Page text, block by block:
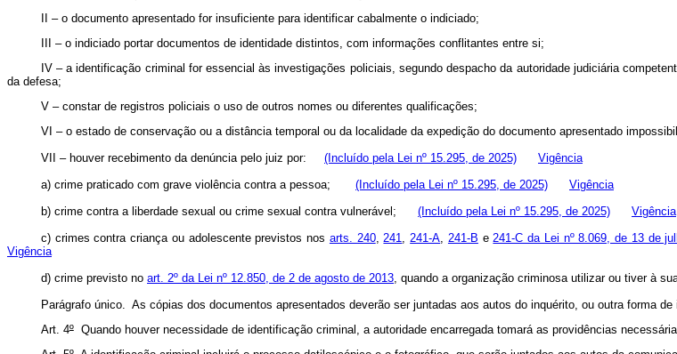
II – o documento apresentado for insuficiente para identificar cabalmente o indiciado;
III – o indiciado portar documentos de identidade distintos, com informações conflitantes entre si;
IV – a identificação criminal for essencial às investigações policiais, segundo despacho da autoridade judiciária
da defesa;
V – constar de registros policiais o uso de outros nomes ou diferentes qualificações;
VI – o estado de conservação ou a distância temporal ou da localidade da expedição do documento apresentado
VII – houver recebimento da denúncia pelo juiz por: (Incluído pela Lei nº 15.295, de 2025)
Vigência
a) crime praticado com grave violência contra a pessoa;
(Incluído pela Lei nº 15.295, de 2025)
Vigência
b) crime contra a liberdade sexual ou crime sexual contra vulnerável;
(Incluído pela Lei nº 15.295, de 2025)
Vigência
c) crimes contra criança ou adolescente previstos nos arts. 240,241,241-A, 241-B e241-C da Lei nº 8.069, de 13 de
Vigência
d) crime previsto no art. 2º da Lei nº 12.850, de 2 de agosto de 2013, quando a organização criminosa utilizar ou tiver à
Parágrafo único. As cópias dos documentos apresentados deverão ser juntadas aos autos do inquérito, ou outra forma
Art. 4ºQuando houver necessidade de identificação criminal, a autoridade encarregada tomará as providências